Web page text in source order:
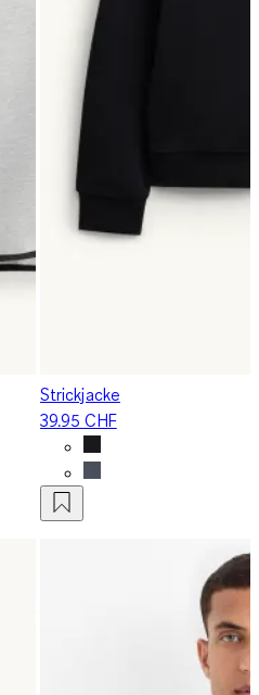
Strickjacke
39.95 CHF